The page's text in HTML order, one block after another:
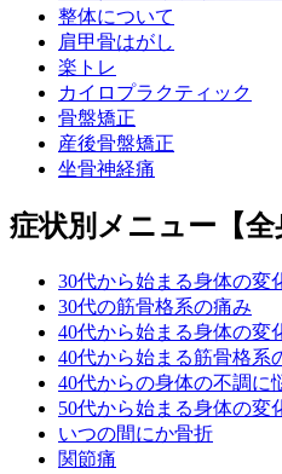
整体について
肩甲骨はがし
楽トレ
カイロプラクティック
骨盤矯正
産後骨盤矯正
坐骨神経痛
症状別メニュー【全
30代から始まる身体の変
30代の筋骨格系の痛み
40代から始まる身体の変
40代から始まる筋骨格系
40代からの身体の不調に
50代から始まる身体の変
いつの間にか骨折
関節痛